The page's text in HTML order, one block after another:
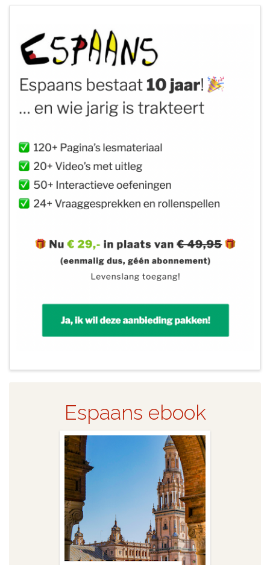
Espaans ebook